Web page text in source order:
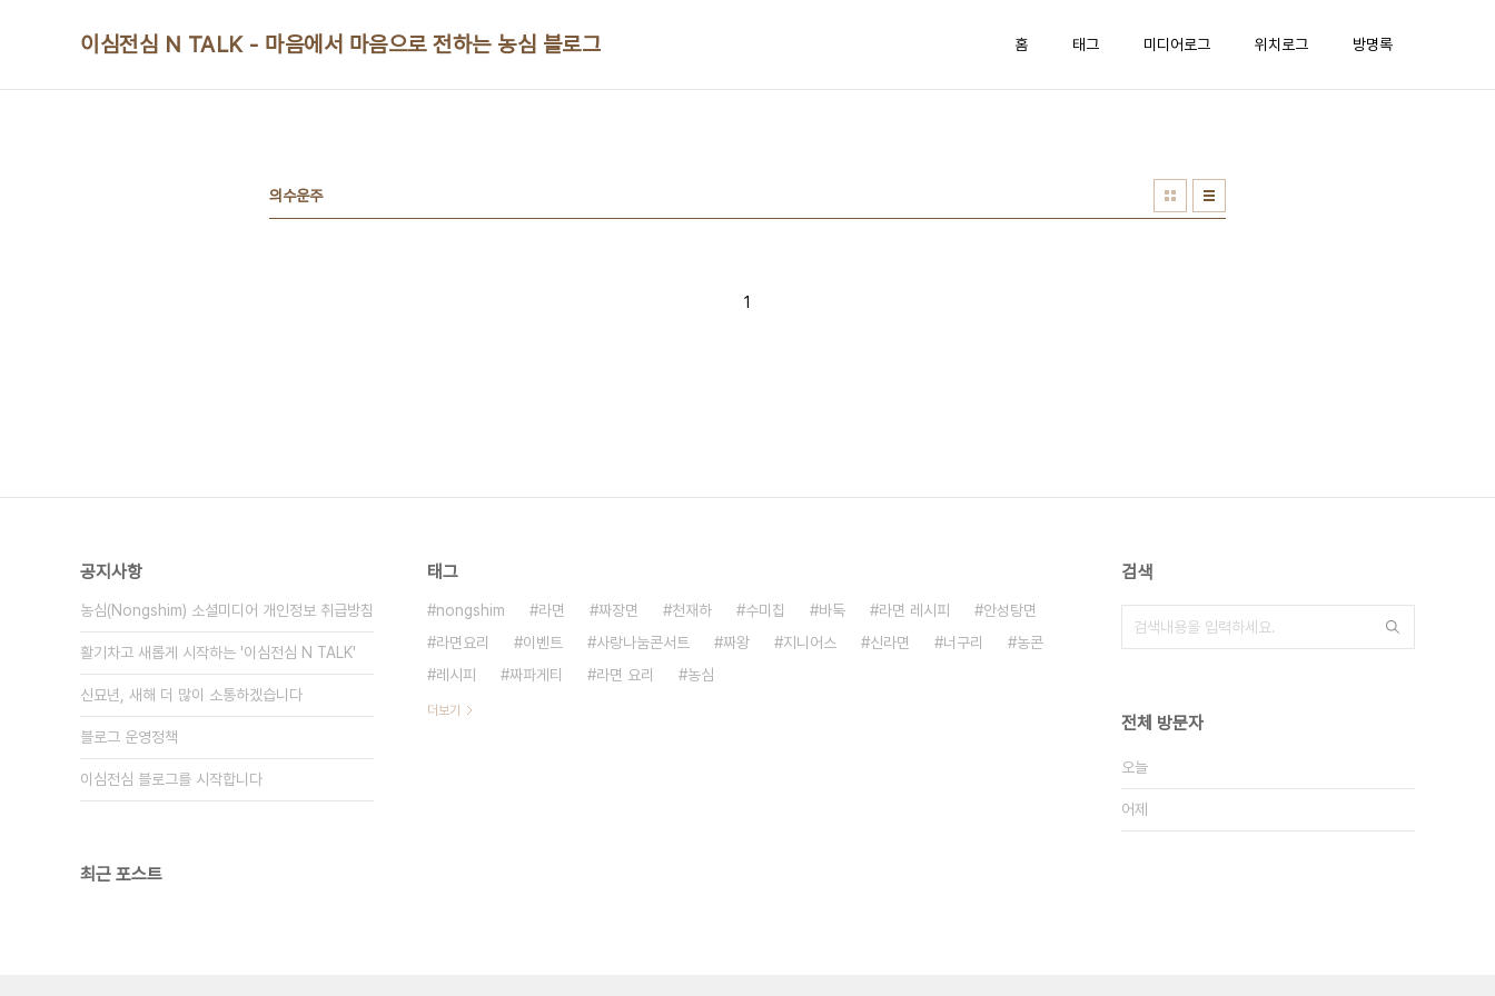
이심전심 N TALK - 마음에서 마음으로 전하는 농심 블로그 홈 태그 미디어로그 위치로그 방명록
의수운주
1
공지사항
농심(Nongshim) 소셜미디어 개인정보 취급방침
활기차고 새롭게 시작하는 '이심전심 N TALK'
신묘년, 새해 더 많이 소통하겠습니다
블로그 운영정책
이심전심 블로그를 시작합니다
최근 포스트
태그
nongshim 라면 짜장면 천재하 수미칩 바둑 라면 레시피
안성탕면
라면요리
이벤트 사랑나눔콘서트 짜왕 지니어스 신라면 너구리
농콘
레시피
짜파게티 라면 요리 농심
더보기
검색
전체 방문자
오늘
어제